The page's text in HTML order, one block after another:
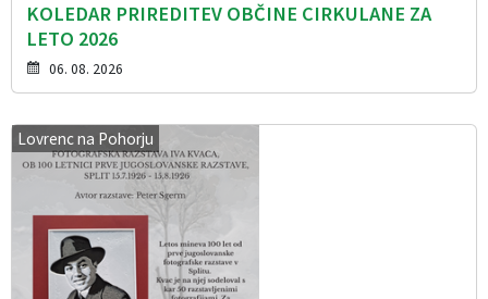
KOLEDAR PRIREDITEV OBČINE CIRKULANE ZA
LETO 2026
06. 08. 2026
Lovrenc na Pohorju